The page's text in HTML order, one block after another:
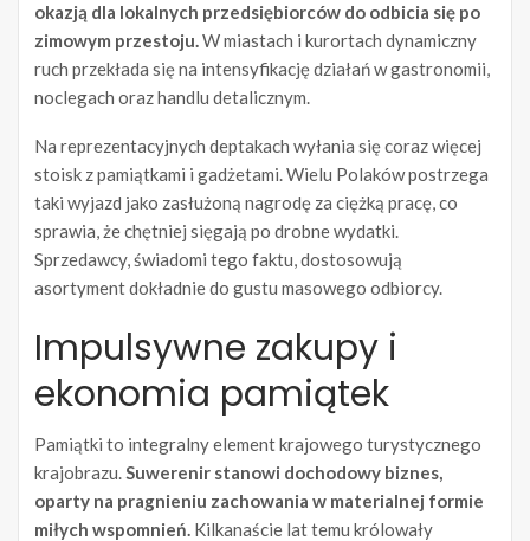
okazją dla lokalnych przedsiębiorców do odbicia się po
zimowym przestoju.W miastach i kurortach dynamiczny
ruch przekłada się na intensyfikację działań w gastronomii,
noclegach oraz handlu detalicznym.
Na reprezentacyjnych deptakach wyłania się coraz więcej
stoisk z pamiątkami i gadżetami. Wielu Polaków postrzega
taki wyjazd jako zasłużoną nagrodę za ciężką pracę, co
sprawia, że chętniej sięgają po drobne wydatki.
Sprzedawcy, świadomi tego faktu, dostosowują
asortyment dokładnie do gustu masowego odbiorcy.
Impulsywne zakupy i
ekonomia pamiątek
Pamiątki to integralny element krajowego turystycznego
krajobrazu.Suwerenir stanowi dochodowy biznes,
oparty na pragnieniu zachowania w materialnej formie
miłych wspomnień. Kilkanaście lat temu królowały